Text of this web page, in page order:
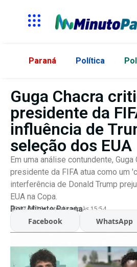
Paraná Política
Guga Chacra
presidente da
influência de
seleção dos EUA
Em uma análise contundente, Guga
presidente da FIFA atua como um
interferência de Donald Trump
EUA na Copa.
Por:Minuto Parana
06/07/2026 Atualizado às 15:54
Facebook WhatsApp